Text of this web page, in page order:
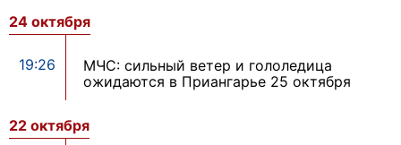
24 октября
19:26
МЧС: сильный ветер и гололедица
ожидаются в Приангарье 25 октября
22 октября